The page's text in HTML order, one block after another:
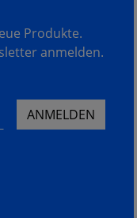
Produkte.
anmelden.
ANMELDEN